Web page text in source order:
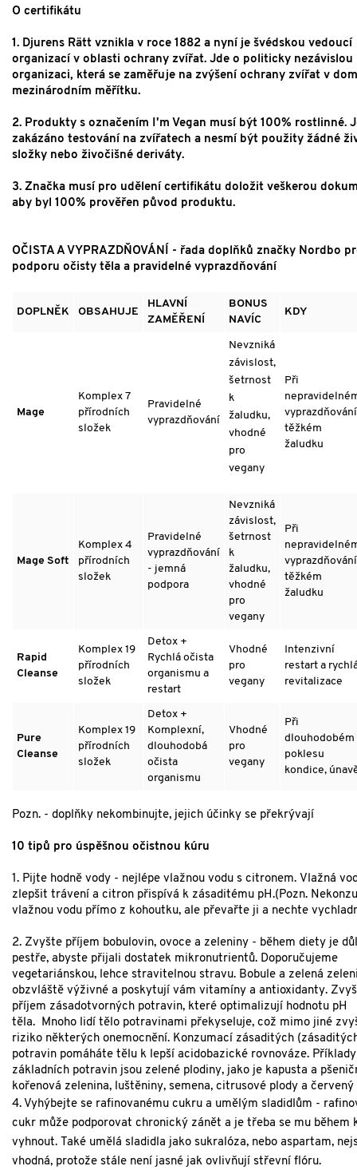
O certifikátu
1. Djurens Rätt vznikla v roce 1882 a nyní je švédskou vedoucí
organizací v oblasti ochrany zvířat. Jde o politicky nezávislou
organizaci, která se zaměřuje na zvýšení ochrany zvířat v
mezinárodním měřítku.
2. Produkty s označením I'm Vegan musí být 100% rostlinné.
zakázáno testování na zvířatech a nesmí být použity žádné
složky nebo živočišné deriváty.
3. Značka musí pro udělení certifikátu doložit veškerou
aby byl 100% prověřen původ produktu.
OČISTA A VYPRAZDŇOVÁNÍ - řada doplňků značky Nordbo
podporu očisty těla a pravidelné vyprazdňování
DOPLNĚK OBSAHUJE
HLAVNÍ
ZAMĚŘENÍ
BONUS
NAVÍC
KDY
Mage
Komplex 7
přírodních
složek
Pravidelné
vyprazdňování
Nevzniká
závislost,
šetrnost
k
žaludku,
vhodné
pro
vegany
Při
těžkém
žaludku
Mage Soft
Komplex 4
přírodních
složek
Pravidelné
vyprazdňování
- jemná
podpora
Nevzniká
závislost,
šetrnost
k
žaludku,
vhodné
pro
vegany
Při
těžkém
žaludku
Rapid
Cleanse
Komplex 19
přírodních
složek
Detox +
Rychlá očista
organismu a
restart
Vhodné
pro
vegany
Intenzivní
restart a
revitalizace
Pure
Cleanse
Komplex 19
přírodních
složek
Detox +
Komplexní,
dlouhodobá
očista
organismu
Vhodné
pro
vegany
Při
dlouhodobém
poklesu
kondice,
Pozn. - doplňky nekombinujte, jejich účinky se překrývají
10 tipů pro úspěšnou očistnou kúru
1. Pijte hodně vody - nejlépe vlažnou vodu s citronem. Vlažná
zlepšit trávení a citron přispívá k zásaditému pH.(Pozn. N
vlažnou vodu přímo z kohoutku, ale převařte ji a nechte
2. Zvyšte příjem bobulovin, ovoce a zeleniny - během diety je
pestře, abyste přijali dostatek mikronutrientů. Doporučujeme
vegetariánskou, lehce stravitelnou stravu. Bobule a zelená
obzvláště výživné a poskytují vám vitamíny a antioxidanty.
příjem zásadotvorných potravin, které optimalizují hodnotu pH
těla. Mnoho lidí tělo potravinami překyseluje, což mimo jiné
riziko některých onemocnění. Konzumací zásaditých
potravin pomáháte tělu k lepší acidobazické rovnováze. Příklady
základních potravin jsou zelené plodiny, jako je kapusta a
kořenová zelenina, luštěniny, semena, citrusové plody a červený
4. Vyhýbejte se rafinovanému cukru a umělým sladidlům -
cukr může podporovat chronický zánět a je třeba se mu během
vyhnout. Také umělá sladidla jako sukralóza, nebo aspartam,
vhodná, protože stále není jasné jak ovlivňují střevní flóru.